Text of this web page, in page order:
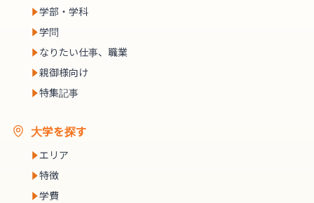
学部・学科
学問
なりたい仕事、職業
親御様向け
特集記事
大学を探す
エリア
特徴
学費